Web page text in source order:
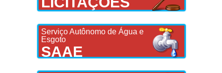
Serviço Autônomo de Água e
Esgoto
SAAE